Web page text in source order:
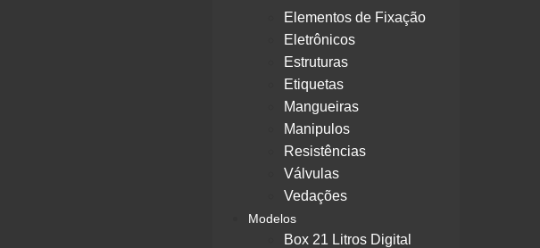
Elementos de Fixação
Eletrônicos
Estruturas
Etiquetas
Mangueiras
Manipulos
Resistências
Válvulas
Vedações
Modelos
Box 21 Litros Digital